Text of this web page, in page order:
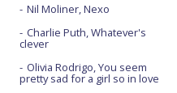
Nil Moliner, Nexo
Charlie Puth, Whatever's
clever
Olivia Rodrigo, You seem
pretty sad for a girl so in love